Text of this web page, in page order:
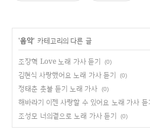
'음악' 카테고리의 다른 글
조장혁 Love 노래 가사 듣기 (0)
김현식 사랑했어요 노래 가사 듣기 (0)
정태춘 촛불 듣기 노래 가사 (0)
해바라기 이젠 사랑할 수 있어요 노래 가사 듣
조성모 너의곁으로 노래 가사 듣기 (0)